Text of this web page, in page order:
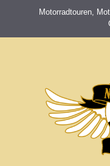
springen
Motorradtouren,